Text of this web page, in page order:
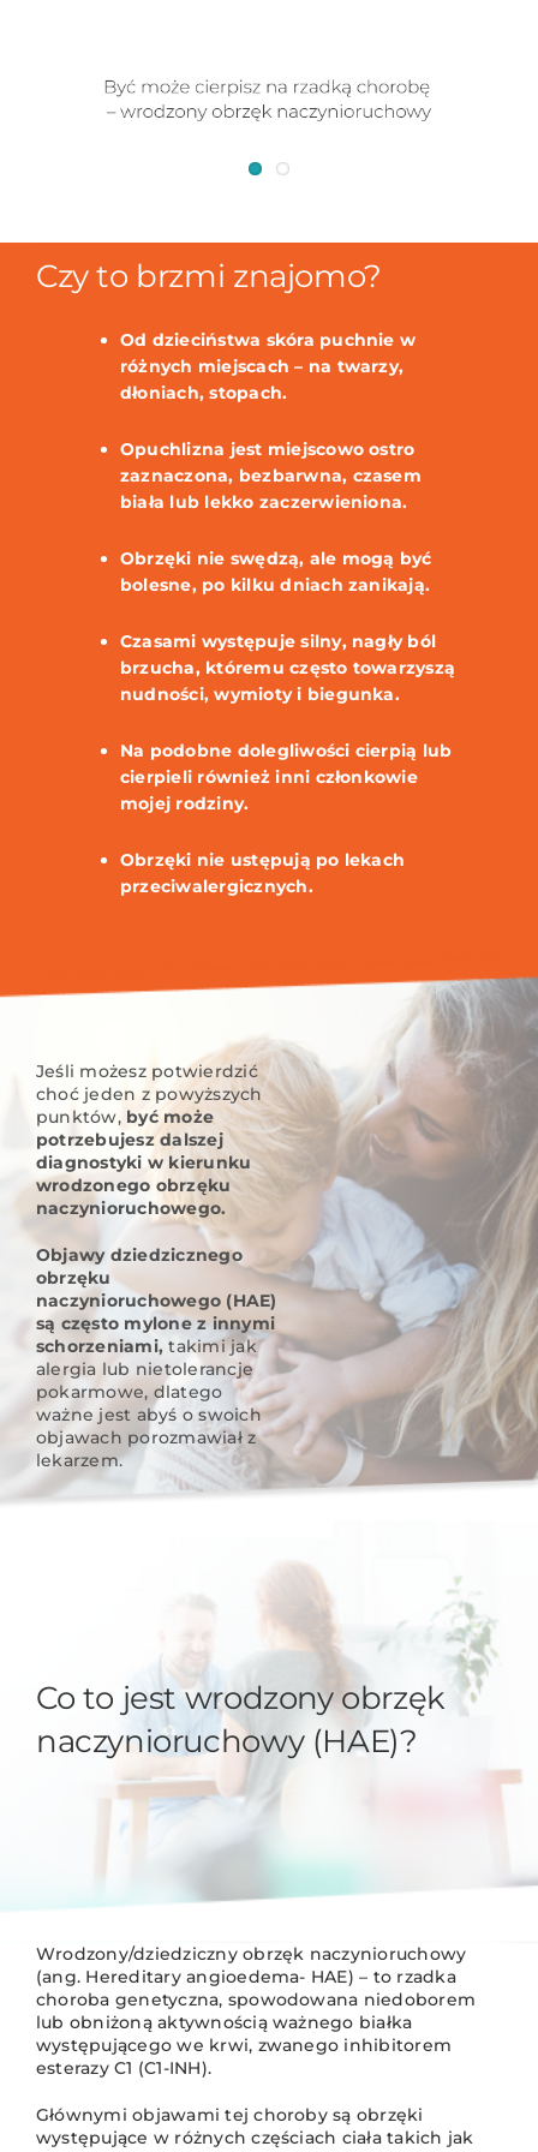
Czy to brzmi znajomo?
Od dzieciństwa skóra puchnie w
różnych miejscach – na twarzy,
dłoniach, stopach.
Opuchlizna jest miejscowo ostro
zaznaczona, bezbarwna, czasem
biała lub lekko zaczerwieniona.
Obrzęki nie swędzą, ale mogą być
bolesne, po kilku dniach zanikają.
Czasami występuje silny, nagły ból
brzucha, któremu często towarzyszą
nudności, wymioty i biegunka.
Na podobne dolegliwości cierpią lub
cierpieli również inni członkowie
mojej rodziny.
Obrzęki nie ustępują po lekach
przeciwalergicznych.
Jeśli możesz potwierdzić
choć jeden z powyższych
punktów, być może
potrzebujesz dalszej
diagnostyki w kierunku
wrodzonego obrzęku
naczynioruchowego.
Objawy dziedzicznego
obrzęku
naczynioruchowego (HAE)
są często mylone z innymi
schorzeniami, takimi jak
alergia lub nietolerancje
pokarmowe, dlatego
ważne jest abyś o swoich
objawach porozmawiał z
lekarzem.
Co to jest wrodzony obrzęk
naczynioruchowy (HAE)?
Wrodzony/dziedziczny obrzęk naczynioruchowy
(ang. Hereditary angioedema- HAE) – to rzadka
choroba genetyczna, spowodowana niedoborem
lub obniżoną aktywnością ważnego białka
występującego we krwi, zwanego inhibitorem
esterazy C1 (C1-INH).
Głównymi objawami tej choroby są obrzęki
występujące w różnych częściach ciała takich jak